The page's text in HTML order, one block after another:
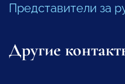
Представители за
Другие